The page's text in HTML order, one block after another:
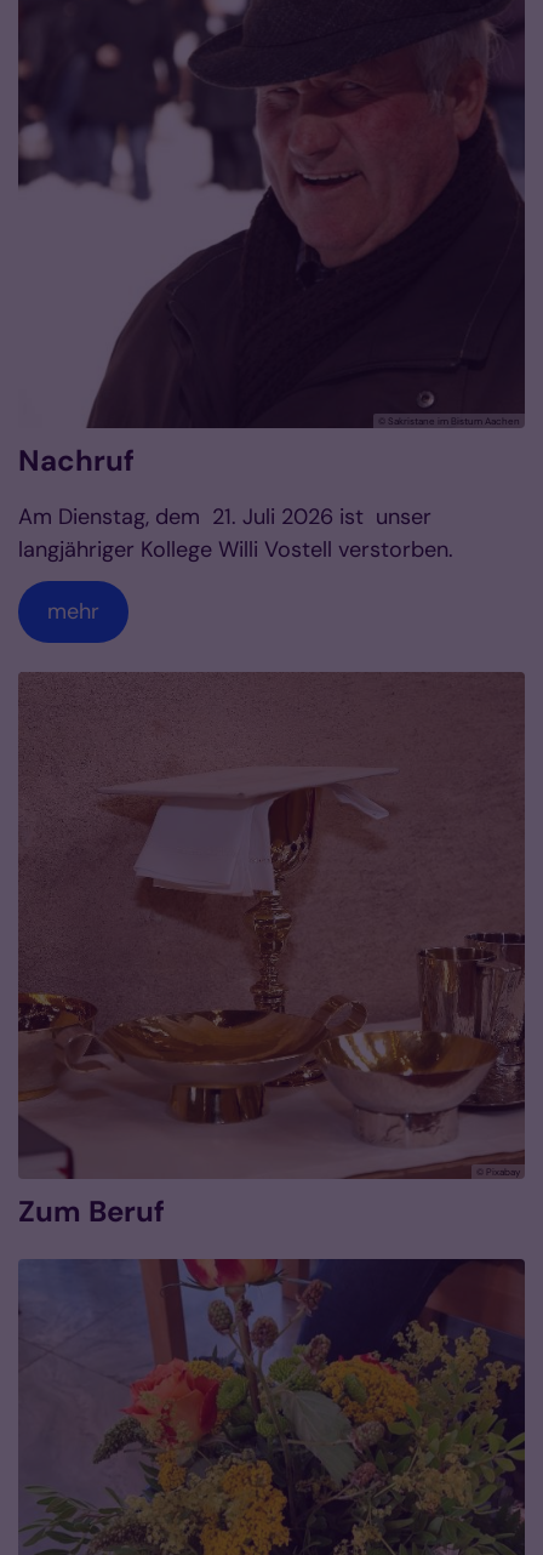
© Sakristane im Bistum Aachen
Nachruf
Am Dienstag, dem 21. Juli 2026 ist unser
langjähriger Kollege Willi Vostell verstorben.
mehr
© Pixabay
Zum Beruf